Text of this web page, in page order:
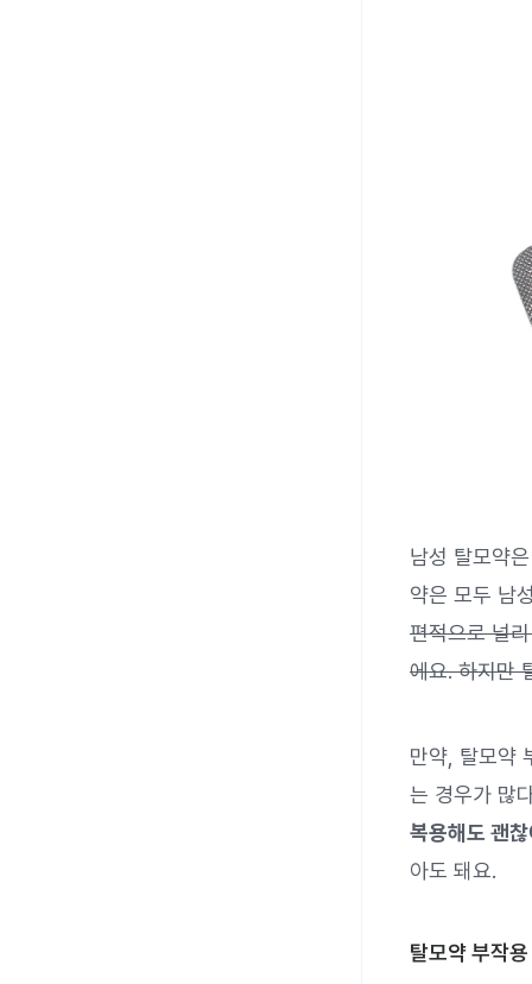
남성 탈모약
약은 모두 남
편적으로 널
에요. 하지만
만약, 탈모약
는 경우가 많
복용해도 괜
아도 돼요.
탈모약 부작용